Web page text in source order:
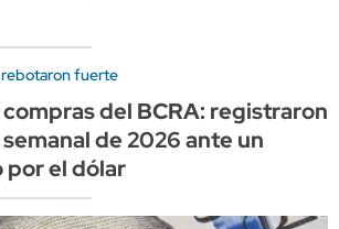
fuerte
del BCRA: registraron
de 2026 ante un
el dólar